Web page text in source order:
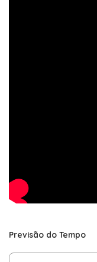
Previsão do Tempo